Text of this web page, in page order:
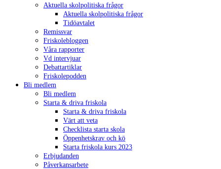
Aktuella skolpolitiska frågor
Aktuella skolpolitiska frågor
Tidöavtalet
Remissvar
Friskolebloggen
Våra rapporter
Vd intervjuar
Debattartiklar
Friskolepodden
Bli medlem
Bli medlem
Starta & driva friskola
Starta & driva friskola
Värt att veta
Checklista starta skola
Öppenhetskrav och kö
Starta friskola kurs 2023
Erbjudanden
Påverkansarbete